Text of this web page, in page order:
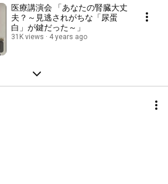
医療講演会 「あなたの腎臓大丈
夫？～見逃されがちな「尿蛋
白」が鍵だった～」
31K views 4 years ago